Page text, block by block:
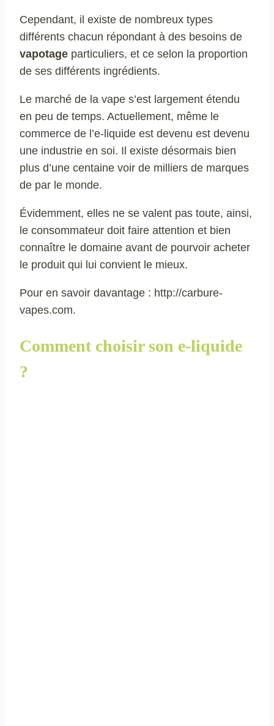
Cependant, il existe de nombreux types
différents chacun répondant à des besoins de
vapotage particuliers, et ce selon la proportion
de ses différents ingrédients.
Le marché de la vape s’est largement étendu
en peu de temps. Actuellement, même le
commerce de l’e-liquide est devenu est devenu
une industrie en soi. Il existe désormais bien
plus d’une centaine voir de milliers de marques
de par le monde.
Évidemment, elles ne se valent pas toute, ainsi,
le consommateur doit faire attention et bien
connaître le domaine avant de pourvoir acheter
le produit qui lui convient le mieux.
Pour en savoir davantage : http://carbure-
vapes.com.
Comment choisir son e-liquide
?